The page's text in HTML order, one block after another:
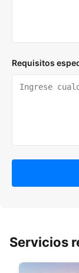
Requisitos
Servicios